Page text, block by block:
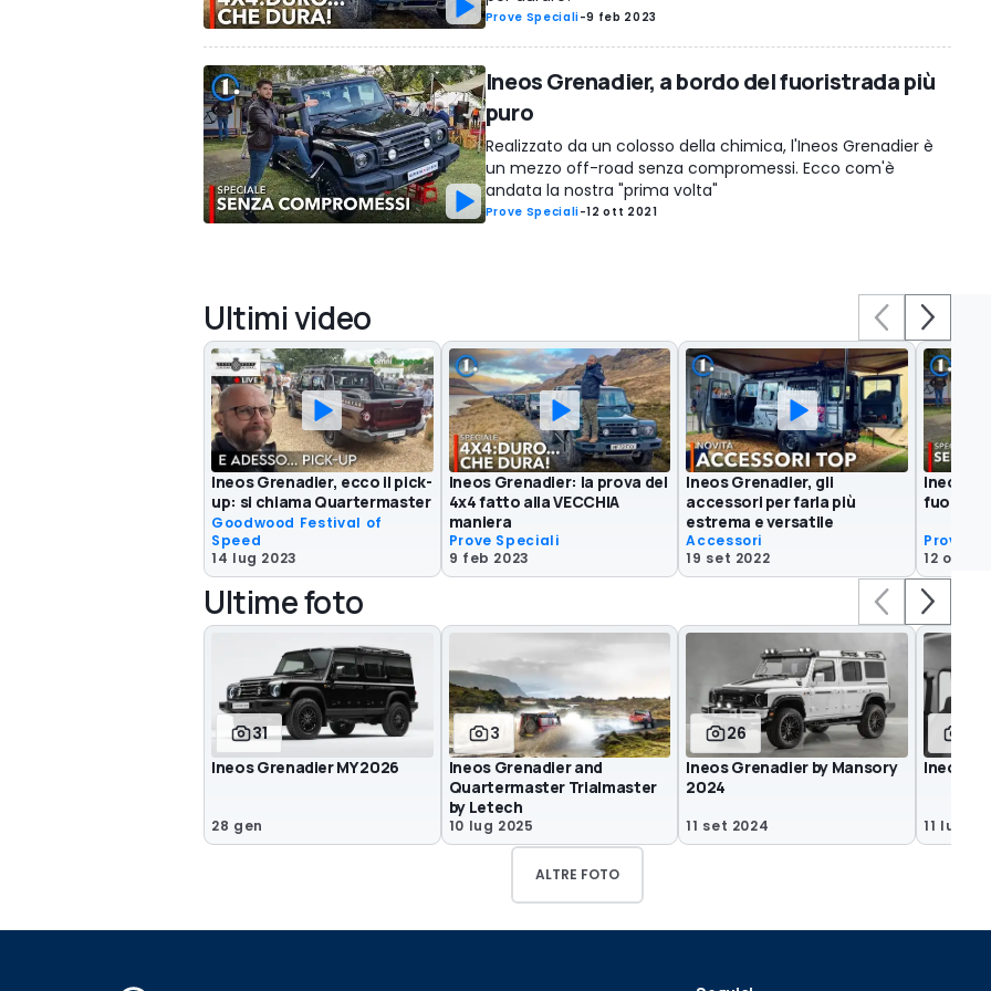
Prove Speciali-9 feb 2023
Ineos Grenadier, a bordo del fuoristrada più
puro
Realizzato da un colosso della chimica, l'Ineos Grenadier è
un mezzo off-road senza compromessi. Ecco com'è
andata la nostra "prima volta"
Prove Speciali-12 ott 2021
Ultimi video
Ineos Grenadier, ecco il pick-
up: si chiama Quartermaster
Goodwood Festival of
Speed
14 lug 2023
Ineos Grenadier: la prova del
4x4 fatto alla VECCHIA
maniera
Prove Speciali
9 feb 2023
Ineos Grenadier, gli
accessori per farla più
estrema e versatile
Accessori
19 set 2022
Ineos
Prove
12 ott
Ultime foto
31
Ineos Grenadier MY 2026
28 gen
3
Ineos Grenadier and
Quartermaster Trialmaster
by Letech
10 lug 2025
26
Ineos Grenadier by Mansory
2024
11 set 2024
Ineos
11 lug
ALTRE FOTO